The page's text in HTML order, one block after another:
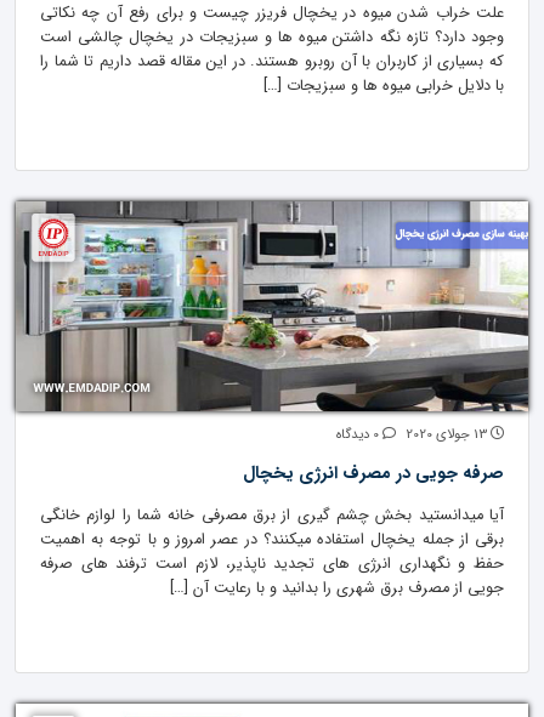
علت خراب شدن میوه در یخچال فریزر چیست و برای رفع آن چه نکاتی
وجود دارد؟ تازه نگه داشتن میوه ها و سبزیجات در یخچال چالشی است
که بسیاری از کاربران با آن روبرو هستند. در این مقاله قصد داریم تا شما را
با دلایل خرابی میوه ها و سبزیجات […]
صرفه جویی در مصرف انرژی یخچال
آیا میدانستید بخش چشم گیری از برق مصرفی خانه شما را لوازم خانگی
برقی از جمله یخچال استفاده میکنند؟ در عصر امروز و با توجه به اهمیت
حفظ و نگهداری انرژی های تجدید ناپذیر، لازم است ترفند های صرفه
جویی از مصرف برق شهری را بدانید و با رعایت آن […]